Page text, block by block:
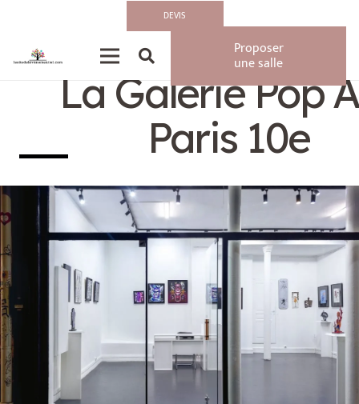
DEVIS
Proposer
une salle
Privatisation/
La Galerie Pop
Paris 10e